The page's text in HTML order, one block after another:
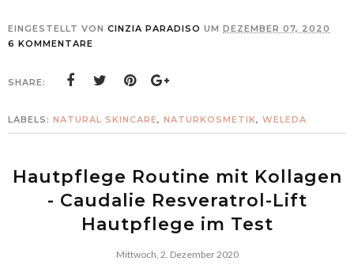
EINGESTELLT VON CINZIA PARADISO UM DEZEMBER 07, 2020
6 KOMMENTARE
SHARE:
LABELS: NATURAL SKINCARE, NATURKOSMETIK, WELEDA
Hautpflege Routine mit Kollagen
- Caudalie Resveratrol-Lift
Hautpflege im Test
Mittwoch, 2. Dezember 2020